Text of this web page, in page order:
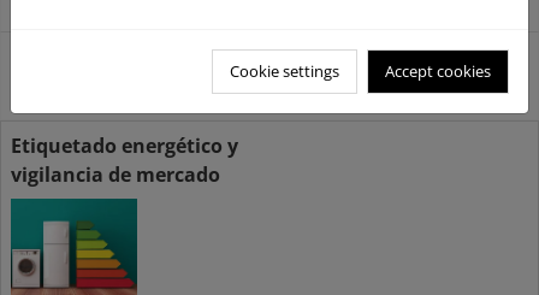
ICSMS - Sistema de Información y
Comunicación para la Vigilancia de Mercado
Etiquetado energético y
vigilancia de mercado
Cookie settings Accept cookies